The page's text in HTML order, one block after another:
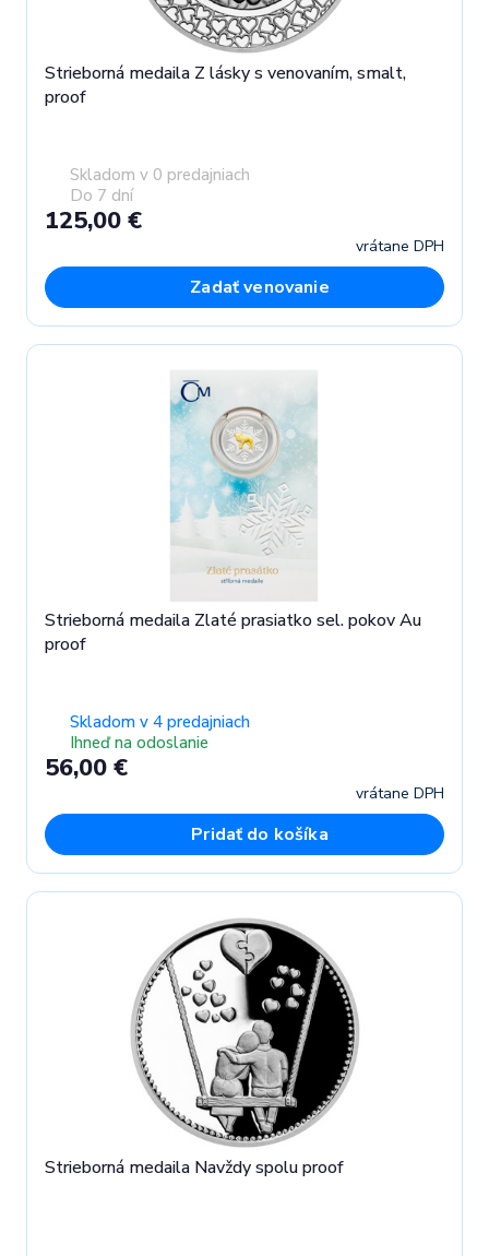
Strieborná medaila Z lásky s venovaním, smalt,
proof
Skladom v 0 predajniach
Do 7 dní
125,00 €
vrátane DPH
Zadať venovanie
Strieborná medaila Zlaté prasiatko sel. pokov Au
proof
Skladom v 4 predajniach
Ihneď na odoslanie
56,00 €
vrátane DPH
Pridať do košíka
Strieborná medaila Navždy spolu proof